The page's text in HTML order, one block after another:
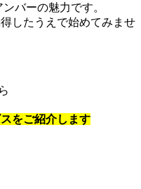
バーの魅力です。
したうえで始めてみませ
をご紹介します